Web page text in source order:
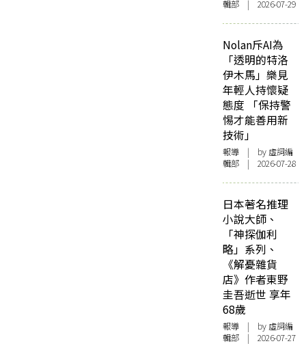
輯部 | 2026-07-29
Nolan斥AI為
「透明的特洛
伊木馬」樂見
年輕人持懷疑
態度 「保持警
惕才能善用新
技術」
報導 | by 虛詞編
輯部 | 2026-07-28
日本著名推理
小說大師、
「神探伽利
略」系列、
《解憂雜貨
店》作者東野
圭吾逝世 享年
68歲
報導 | by 虛詞編
輯部 | 2026-07-27